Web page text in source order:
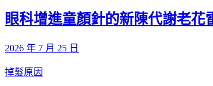
眼科增進童顏針的新陳代謝老
2026 年 7 月 25 日
掉髮原因